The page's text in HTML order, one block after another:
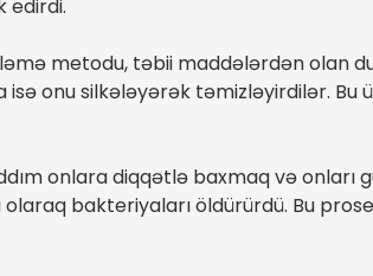
edirdi.
metodu, təbii maddələrdən olan
isə onu silkələyərək təmizləyirdilər. Bu
onlara diqqətlə baxmaq və onları
olaraq bakteriyaları öldürürdü. Bu